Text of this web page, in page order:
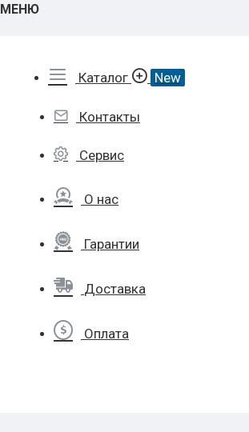
МЕНЮ
Каталог New
Контакты
Сервис
О нас
Гарантии
Доставка
Оплата